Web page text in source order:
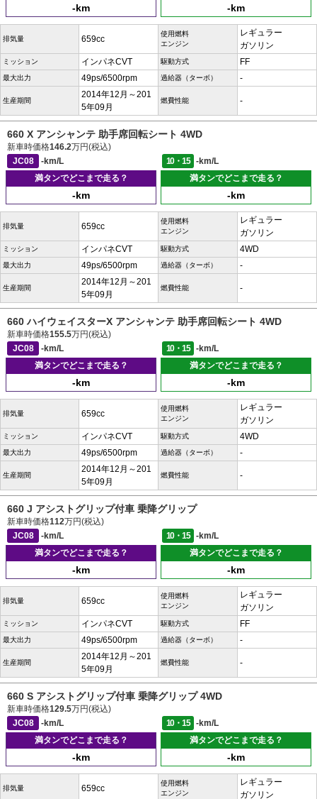
-km -km
排気量 659cc
使用燃料
エンジン
レギュラー
ガソリン
ミッション インパネCVT 駆動方式 FF
最大出力 49ps/6500rpm 過給器（ターボ） -
生産期間
2014年12月～201
5年09月
燃費性能 -
660 X アンシャンテ 助手席回転シート 4WD
新車時価格146.2万円(税込)
JC08
-km/L 10・15
-km/L
満タンでどこまで走る？
-km
満タンでどこまで走る？
-km
排気量 659cc
使用燃料
エンジン
レギュラー
ガソリン
ミッション インパネCVT 駆動方式 4WD
最大出力 49ps/6500rpm 過給器（ターボ） -
生産期間
2014年12月～201
5年09月
燃費性能 -
660 ハイウェイスターX アンシャンテ 助手席回転シート 4WD
新車時価格155.5万円(税込)
JC08
-km/L 10・15
-km/L
満タンでどこまで走る？
-km
満タンでどこまで走る？
-km
排気量 659cc
使用燃料
エンジン
レギュラー
ガソリン
ミッション インパネCVT 駆動方式 4WD
最大出力 49ps/6500rpm 過給器（ターボ） -
生産期間
2014年12月～201
5年09月
燃費性能 -
660 J アシストグリップ付車 乗降グリップ
新車時価格112万円(税込)
JC08
-km/L 10・15
-km/L
満タンでどこまで走る？
-km
満タンでどこまで走る？
-km
排気量 659cc
使用燃料
エンジン
レギュラー
ガソリン
ミッション インパネCVT 駆動方式 FF
最大出力 49ps/6500rpm 過給器（ターボ） -
生産期間
2014年12月～201
5年09月
燃費性能 -
660 S アシストグリップ付車 乗降グリップ 4WD
新車時価格129.5万円(税込)
JC08
-km/L 10・15
-km/L
満タンでどこまで走る？
-km
満タンでどこまで走る？
-km
排気量 659cc
使用燃料
エンジン
レギュラー
ガソリン